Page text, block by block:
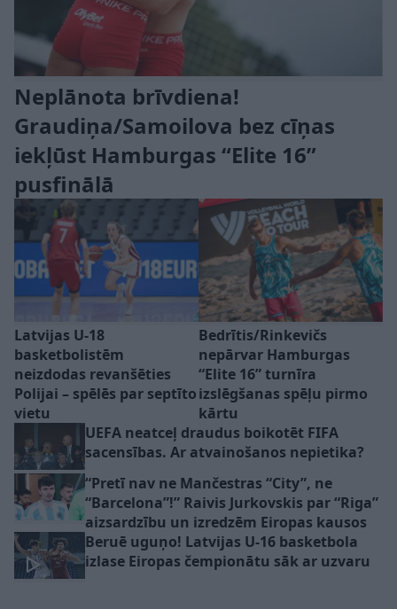
Neplānota brīvdiena!
Graudiņa/Samoilova bez cīņas
iekļūst Hamburgas “Elite 16”
pusfinālā
Latvijas U-18
basketbolistēm
neizdodas revanšēties
Polijai – spēlēs par septīto
vietu
Bedrītis/Rinkevičs
nepārvar Hamburgas
“Elite 16” turnīra
izslēgšanas spēļu pirmo
kārtu
UEFA neatceļ draudus boikotēt FIFA
sacensības. Ar atvainošanos nepietika?
“Pretī nav ne Mančestras “City”, ne
“Barcelona”!” Raivis Jurkovskis par “Riga”
aizsardzību un izredzēm Eiropas kausos
Beruē uguņo! Latvijas U-16 basketbola
izlase Eiropas čempionātu sāk ar uzvaru